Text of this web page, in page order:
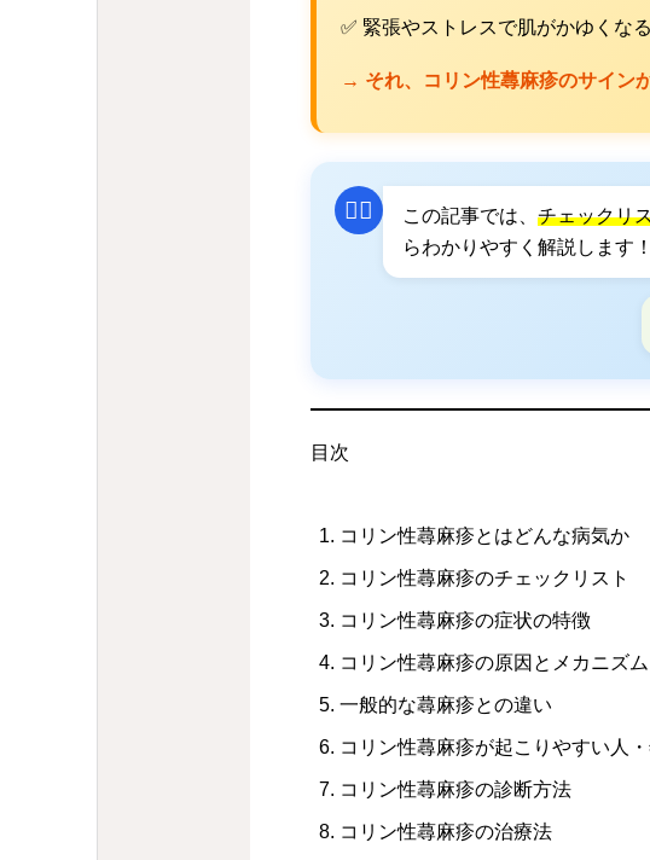
✅ 緊張やストレスで肌がかゆくなる
→ それ、コリン性蕁麻疹のサイン
👨‍⚕️ この記事では、 チェックリ
らわかりやすく解説します！
目次
コリン性蕁麻疹とはどんな病気か
コリン性蕁麻疹のチェックリスト
コリン性蕁麻疹の症状の特徴
コリン性蕁麻疹の原因とメカニズム
一般的な蕁麻疹との違い
コリン性蕁麻疹が起こりやすい人
コリン性蕁麻疹の診断方法
コリン性蕁麻疹の治療法